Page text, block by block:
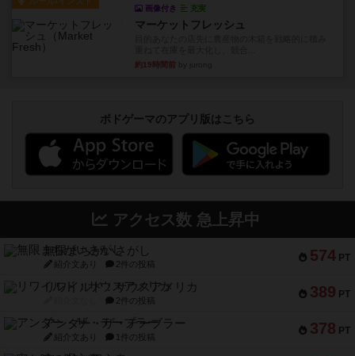
画像付き 充実
マーケットフレッシュ
約19時間前
ボドゲーマのアプリ版はこちら
アクセス数 急上昇中
574 PT
無限まちがいさがし
紹介文あり 2件の投稿
389 PT
リワイルド：サウスアメリカ
2件の投稿
378 PT
アンダー・ザ・テーブラー
紹介文あり 1件の投稿